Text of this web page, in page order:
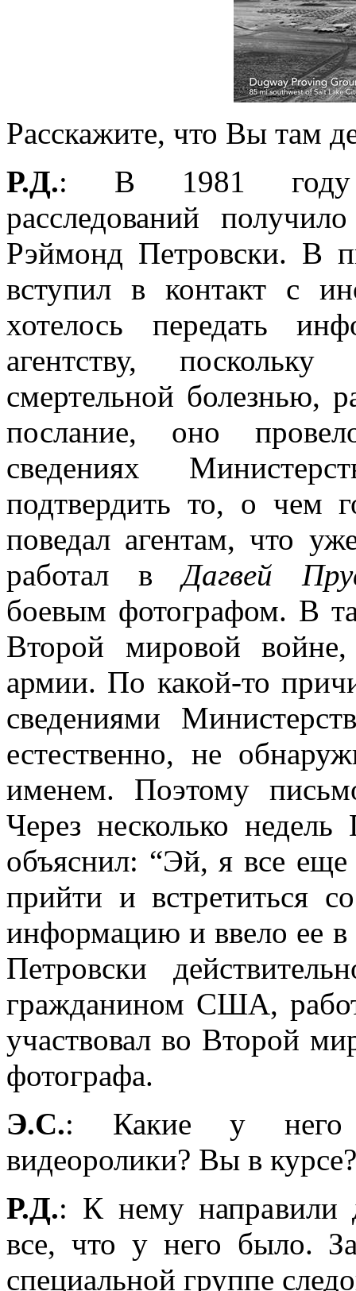
Расскажите, что Вы там
Р.Д.: В 1981 году
расследований
Рэймонд Петровски. В
вступил в контакт с
хотелось передать
агентству,
смертельной болезнью,
послание, оно
сведениях
подтвердить то, о чем
поведал агентам, что
работал вДагвей
боевым фотографом. В
Второй мировой
армии. По какой-то
сведениями
естественно, не
именем. Поэтому
Через несколько
объяснил: “Эй, я все
прийти и встретиться
информацию и ввело ее в
Петровски
гражданином США,
участвовал во Второй
фотографа.
Э.С.: Какие у него
видеоролики? Вы в курсе?
Р.Д.: К нему направили
все, что у него было.
специальной группе